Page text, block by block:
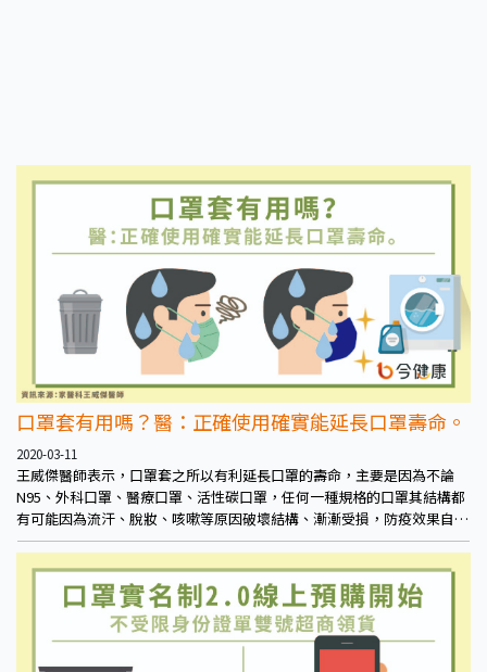
口罩套有用嗎？醫：正確使用確實能延長口罩壽命。
2020-03-11
王威傑醫師表示，口罩套之所以有利延長口罩的壽命，主要是因為不論
N95、外科口罩、醫療口罩、活性碳口罩，任何一種規格的口罩其結構都
有可能因為流汗、脫妝、咳嗽等原因破壞結構、漸漸受損，防疫效果自然
就會漸漸失去效用。口罩套可將口罩阻隔降低受損機會，如此便有利於延